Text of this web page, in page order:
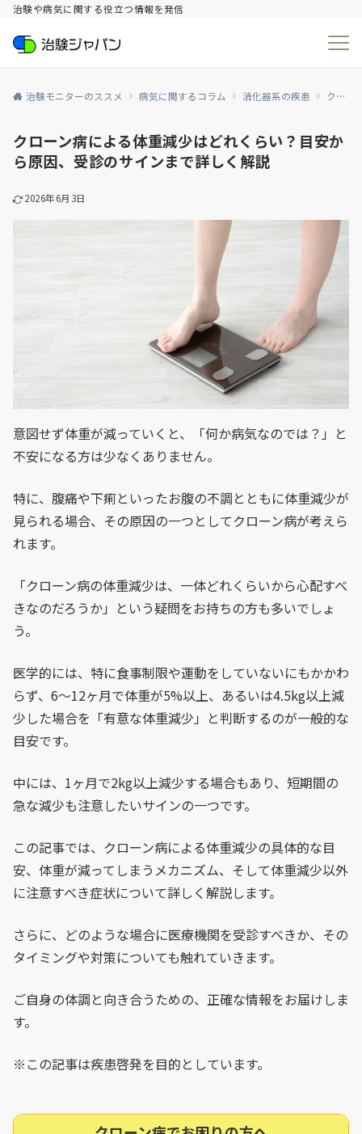
治験や病気に関する役立つ情報を発信
治験モニターのススメ 病気に関するコラム 消化器系の疾患 クローン病
クローン病による体重減少はどれくらい？目安か
ら原因、受診のサインまで詳しく解説
2026年6月3日
意図せず体重が減っていくと、「何か病気なのでは？」と
不安になる方は少なくありません。
特に、腹痛や下痢といったお腹の不調とともに体重減少が
見られる場合、その原因の一つとしてクローン病が考えら
れます。
「クローン病の体重減少は、一体どれくらいから心配すべ
きなのだろうか」という疑問をお持ちの方も多いでしょ
う。
医学的には、特に食事制限や運動をしていないにもかかわ
らず、6〜12ヶ月で体重が5%以上、あるいは4.5kg以上減
少した場合を「有意な体重減少」と判断するのが一般的な
目安です。
中には、1ヶ月で2kg以上減少する場合もあり、短期間の
急な減少も注意したいサインの一つです。
この記事では、クローン病による体重減少の具体的な目
安、体重が減ってしまうメカニズム、そして体重減少以外
に注意すべき症状について詳しく解説します。
さらに、どのような場合に医療機関を受診すべきか、その
タイミングや対策についても触れていきます。
ご自身の体調と向き合うための、正確な情報をお届けしま
す。
※この記事は疾患啓発を目的としています。